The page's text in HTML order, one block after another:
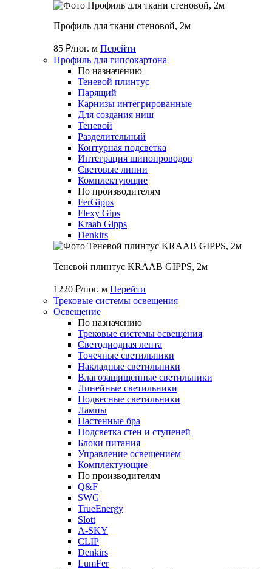
Профиль для ткани стеновой, 2м
85 ₽/пог. м Перейти
Профиль для гипсокартона
По назначению
Теневой плинтус
Парящий
Карнизы интегрированные
Для создания ниш
Теневой
Разделительный
Контурная подсветка
Интеграция шинопроводов
Световые линии
Комплектующие
По производителям
FerGipps
Flexy Gips
Kraab Gipps
Denkirs
Теневой плинтус KRAAB GIPPS, 2м
1220 ₽/пог. м Перейти
Трековые системы освещения
Освещение
По назначению
Трековые системы освещения
Светодиодная лента
Точечные светильники
Накладные светильники
Влагозащищенные светильники
Линейные светильники
Подвесные светильники
Лампы
Настенные бра
Подсветка стен и ступеней
Блоки питания
Управление освещением
Комплектующие
По производителям
Q&F
SWG
TrueEnergy
Slott
A-SKY
CLIP
Denkirs
LumFer